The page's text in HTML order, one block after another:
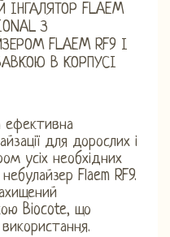
FLAEM
З
FLAEM RF9 І
В КОРПУСІ
ефективна
для дорослих і
усіх необхідних
Flaem RF9.
Biocote, що